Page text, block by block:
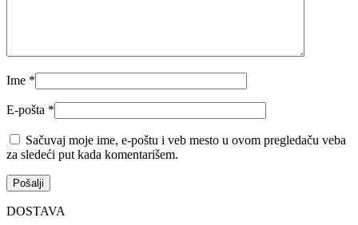
Ime *
E-pošta *
Sačuvaj moje ime, e-poštu i veb mesto u ovom pregledaču veba
za sledeći put kada komentarišem.
DOSTAVA